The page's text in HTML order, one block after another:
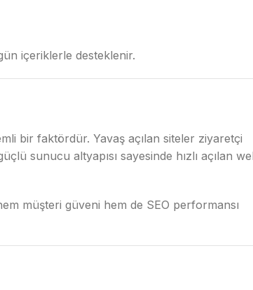
içeriklerle desteklenir.
bir faktördür. Yavaş açılan siteler ziyaretçi
sunucu altyapısı sayesinde hızlı açılan
müşteri güveni hem de SEO performansı